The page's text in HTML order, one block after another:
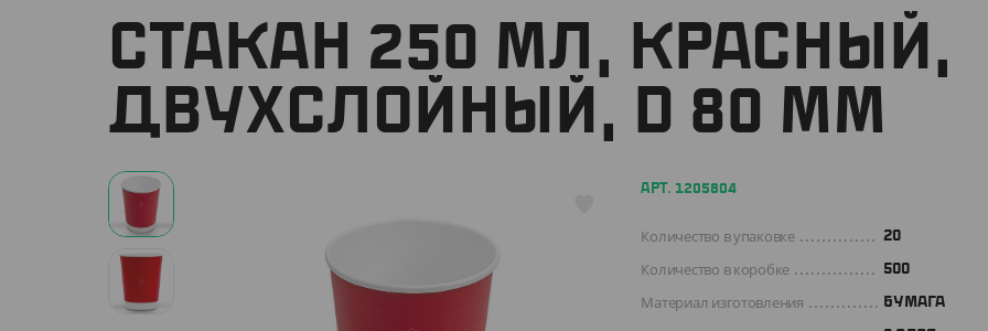
СТАКАН 250 МЛ, КРАСНЫЙ,
ДВУХСЛОЙНЫЙ, D 80 ММ
АРТ. 1205804
Количество в упаковке 20
Количество в коробке 500
Материал изготовления БУМАГА